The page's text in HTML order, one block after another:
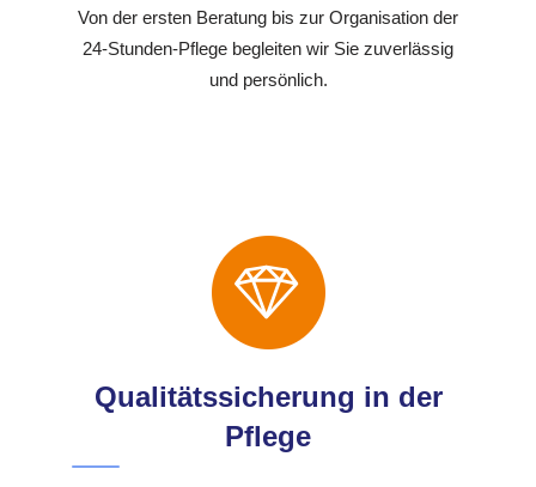
Von der ersten Beratung bis zur Organisation der
24-Stunden-Pflege begleiten wir Sie zuverlässig
und persönlich.
Qualitätssicherung in der
Pflege